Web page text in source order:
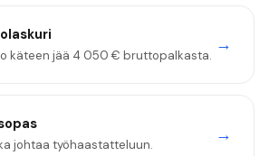
käteen jää 4 050 € bruttopalkasta.
→
johtaa työhaastatteluun.
→